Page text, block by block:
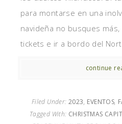
para montarse en una
navideña no busques
tickets e ir a bordo del
continue
Filed Under: 2023, EVENTOS,
Tagged With: CHRISTMAS